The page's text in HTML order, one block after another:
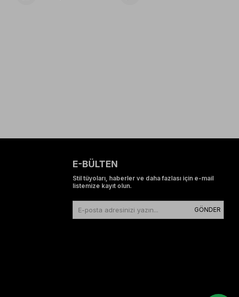
E-BÜLTEN
Stil tüyoları, haberler ve daha fazlası için e-mail
listemize kayıt olun.
GÖNDER